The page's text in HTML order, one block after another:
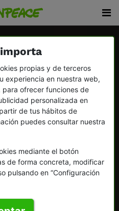
propias y de terceros
experiencia en nuestra web,
para ofrecer funciones de
personalizada en
de tus hábitos de
puedes consultar nuestra
mediante el botón
de forma concreta, modificar
pulsando en “Configuración